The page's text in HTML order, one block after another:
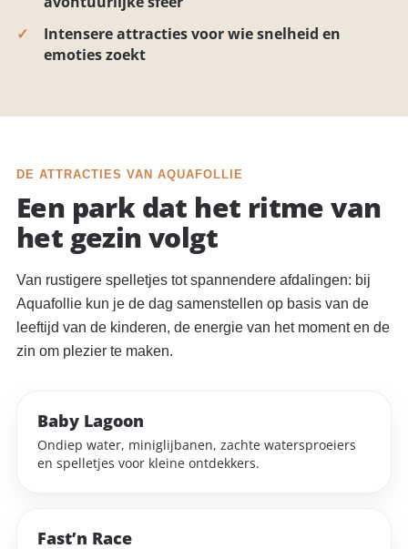
Intensere attracties voor wie snelheid en
emoties zoekt
DE ATTRACTIES VAN AQUAFOLLIE
Een park dat het ritme van
het gezin volgt
Van rustigere spelletjes tot spannendere afdalingen: bij
Aquafollie kun je de dag samenstellen op basis van de
leeftijd van de kinderen, de energie van het moment en de
zin om plezier te maken.
Baby Lagoon
Ondiep water, miniglijbanen, zachte watersproeiers
en spelletjes voor kleine ontdekkers.
Fast’n Race